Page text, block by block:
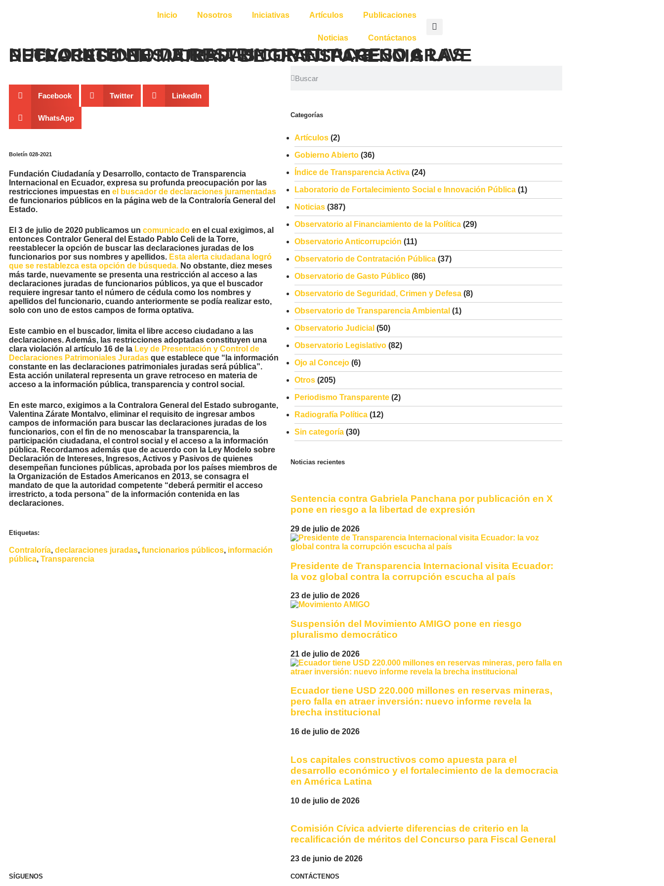
Inicio Nosotros Iniciativas Artículos Publicaciones
Noticias Contáctanos
NUEVO INTENTO DE RESTRINGIR EL ACCESO A LAS DECLARACIONES JURADAS CONSTITUYE UN GRAVE RETROCESO EN MATERIA DE TRANSPARENCIA
Facebook Twitter LinkedIn
WhatsApp
Boletín 028-2021
Fundación Ciudadanía y Desarrollo, contacto de Transparencia
Internacional en Ecuador, expresa su profunda preocupación por las
restricciones impuestas en el buscador de declaraciones juramentadas
de funcionarios públicos en la página web de la Contraloría General del
Estado.
El 3 de julio de 2020 publicamos un comunicado en el cual exigimos, al
entonces Contralor General del Estado Pablo Celi de la Torre,
reestablecer la opción de buscar las declaraciones juradas de los
funcionarios por sus nombres y apellidos. Esta alerta ciudadana logró
que se restablezca esta opción de búsqueda. No obstante, diez meses
más tarde, nuevamente se presenta una restricción al acceso a las
declaraciones juradas de funcionarios públicos, ya que el buscador
requiere ingresar tanto el número de cédula como los nombres y
apellidos del funcionario, cuando anteriormente se podía realizar esto,
solo con uno de estos campos de forma optativa.
Este cambio en el buscador, limita el libre acceso ciudadano a las
declaraciones. Además, las restricciones adoptadas constituyen una
clara violación al artículo 16 de la Ley de Presentación y Control de
Declaraciones Patrimoniales Juradas que establece que “la información
constante en las declaraciones patrimoniales juradas será pública”.
Esta acción unilateral representa un grave retroceso en materia de
acceso a la información pública, transparencia y control social.
En este marco, exigimos a la Contralora General del Estado subrogante,
Valentina Zárate Montalvo, eliminar el requisito de ingresar ambos
campos de información para buscar las declaraciones juradas de los
funcionarios, con el fin de no menoscabar la transparencia, la
participación ciudadana, el control social y el acceso a la información
pública. Recordamos además que de acuerdo con la Ley Modelo sobre
Declaración de Intereses, Ingresos, Activos y Pasivos de quienes
desempeñan funciones públicas, aprobada por los países miembros de
la Organización de Estados Americanos en 2013, se consagra el
mandato de que la autoridad competente “deberá permitir el acceso
irrestricto, a toda persona” de la información contenida en las
declaraciones.
Etiquetas:
Contraloría, declaraciones juradas, funcionarios públicos, información
pública, Transparencia
Categorías
Artículos (2)
Gobierno Abierto (36)
Índice de Transparencia Activa (24)
Laboratorio de Fortalecimiento Social e Innovación Pública (1)
Noticias (387)
Observatorio al Financiamiento de la Política (29)
Observatorio Anticorrupción (11)
Observatorio de Contratación Pública (37)
Observatorio de Gasto Público (86)
Observatorio de Seguridad, Crimen y Defesa (8)
Observatorio de Transparencia Ambiental (1)
Observatorio Judicial (50)
Observatorio Legislativo (82)
Ojo al Concejo (6)
Otros (205)
Periodismo Transparente (2)
Radiografía Política (12)
Sin categoría (30)
Noticias recientes
Sentencia contra Gabriela Panchana por publicación en X
pone en riesgo a la libertad de expresión
29 de julio de 2026
Presidente de Transparencia Internacional visita Ecuador:
la voz global contra la corrupción escucha al país
23 de julio de 2026
Suspensión del Movimiento AMIGO pone en riesgo
pluralismo democrático
21 de julio de 2026
Ecuador tiene USD 220.000 millones en reservas mineras,
pero falla en atraer inversión: nuevo informe revela la
brecha institucional
16 de julio de 2026
Los capitales constructivos como apuesta para el
desarrollo económico y el fortalecimiento de la democracia
en América Latina
10 de julio de 2026
Comisión Cívica advierte diferencias de criterio en la
recalificación de méritos del Concurso para Fiscal General
23 de junio de 2026
SÍGUENOS CONTÁCTENOS